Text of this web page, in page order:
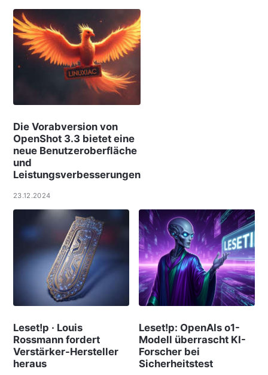
Die Vorabversion von
OpenShot 3.3 bietet eine
neue Benutzeroberfläche
und
Leistungsverbesserungen
23.12.2024
Leset!p · Louis
Rossmann fordert
Verstärker-Hersteller
heraus
Leset!p: OpenAIs o1-
Modell überrascht KI-
Forscher bei
Sicherheitstest